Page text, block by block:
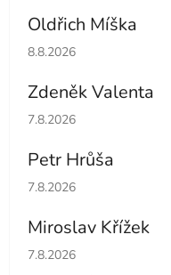
Oldřich Míška
Hodnocení obchodu je
8.8.2026
Zdeněk Valenta
Hodnocení obchodu je
7.8.2026
Petr Hrůša
Hodnocení obchodu je
7.8.2026
Miroslav Křížek
Hodnocení obchodu je
7.8.2026